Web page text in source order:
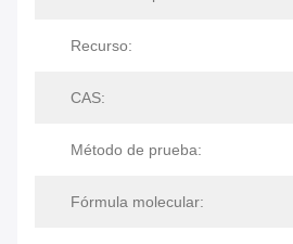
Recurso:
CAS:
Método de prueba:
Fórmula molecular: